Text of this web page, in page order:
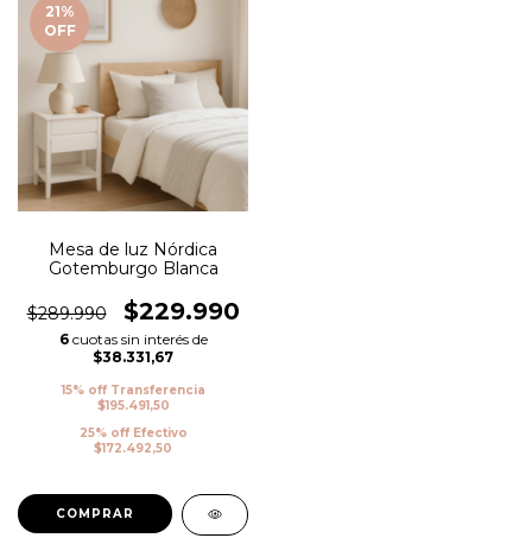
21%
OFF
Mesa de luz Nórdica
Gotemburgo Blanca
$289.990 $229.990
6 cuotas sin interés de
$38.331,67
15% off Transferencia
$195.491,50
25% off Efectivo
$172.492,50
COMPRAR